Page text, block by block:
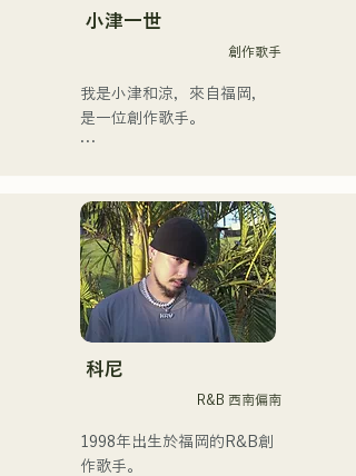
曲。
小津一世
創作歌手
我是小津和涼，來自福岡，
是一位創作歌手。
中表演！
我從小就熱愛音樂。
進入高中後，我開始在眾人
面前唱歌，並決定成為一名
歌手。
生共鳴的音樂。
科尼
R&B 西南偏南
1998年出生於福岡的R&B創
作歌手。